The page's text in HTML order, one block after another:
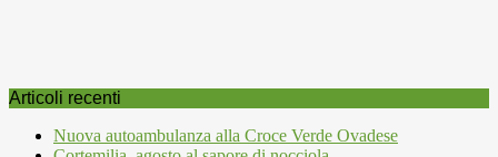
Articoli recenti
Nuova autoambulanza alla Croce Verde Ovadese